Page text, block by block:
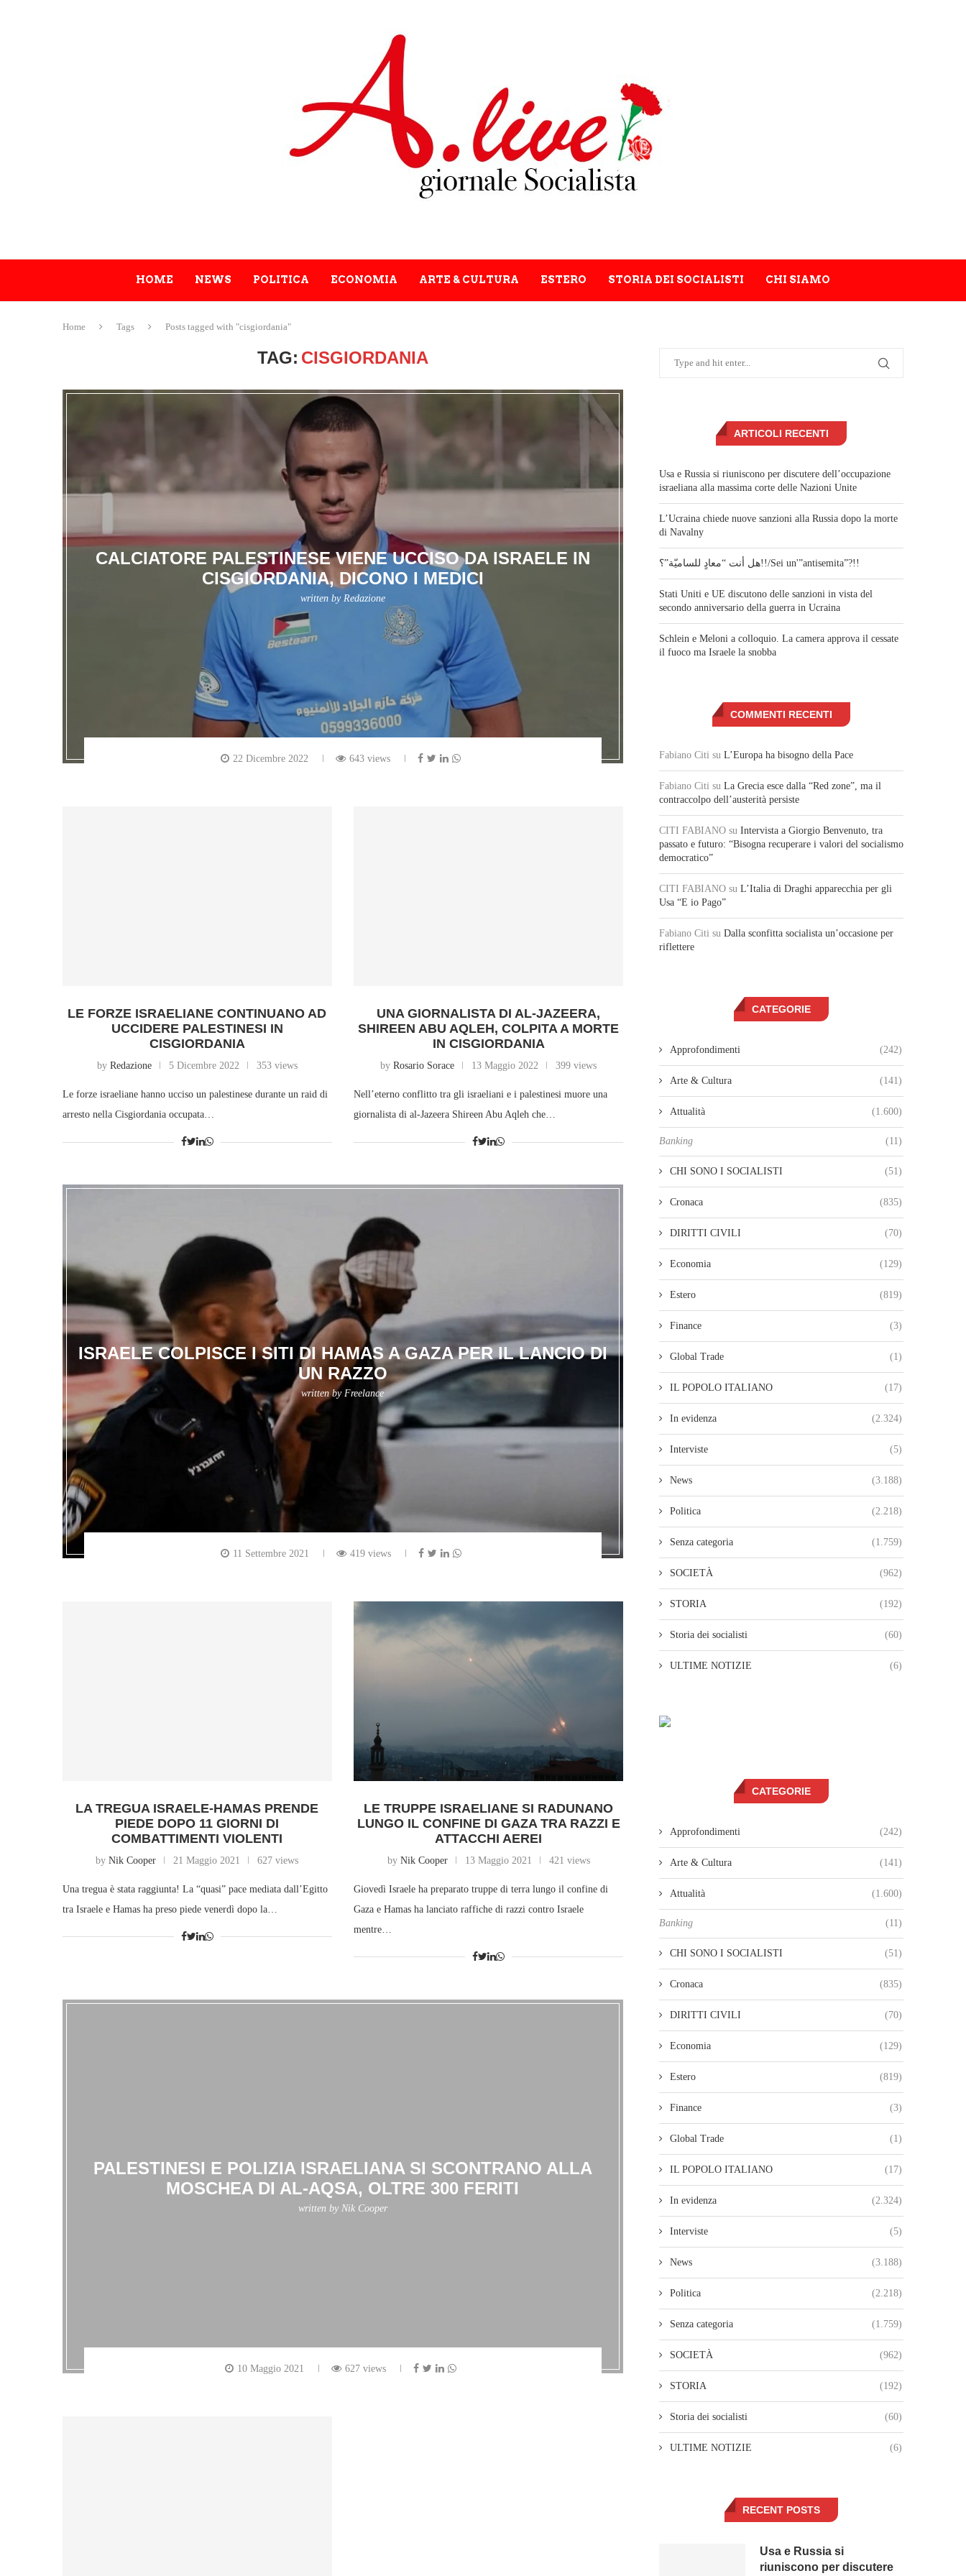
HOME NEWS POLITICA ECONOMIA ARTE & CULTURA ESTERO STORIA DEI SOCIALISTI CHI SIAMO
Home Tags Posts tagged with "cisgiordania"
TAG: CISGIORDANIA
CALCIATORE PALESTINESE VIENE UCCISO DA ISRAELE IN
CISGIORDANIA, DICONO I MEDICI
written by Redazione
22 Dicembre 2022 643 views
LE FORZE ISRAELIANE CONTINUANO AD
UCCIDERE PALESTINESI IN
CISGIORDANIA
by Redazione 5 Dicembre 2022 353 views
Le forze israeliane hanno ucciso un palestinese durante un raid di
arresto nella Cisgiordania occupata…
UNA GIORNALISTA DI AL-JAZEERA,
SHIREEN ABU AQLEH, COLPITA A MORTE
IN CISGIORDANIA
byRosario Sorace 13 Maggio 2022 399 views
Nell’eterno conflitto tra gli israeliani e i palestinesi muore una
giornalista di al-Jazeera Shireen Abu Aqleh che…
ISRAELE COLPISCE I SITI DI HAMAS A GAZA PER IL LANCIO DI
UN RAZZO
written by Freelance
11 Settembre 2021 419 views
LA TREGUA ISRAELE-HAMAS PRENDE
PIEDE DOPO 11 GIORNI DI
COMBATTIMENTI VIOLENTI
byNik Cooper 21 Maggio 2021 627 views
Una tregua è stata raggiunta! La “quasi” pace mediata dall’Egitto
tra Israele e Hamas ha preso piede venerdì dopo la…
LE TRUPPE ISRAELIANE SI RADUNANO
LUNGO IL CONFINE DI GAZA TRA RAZZI E
ATTACCHI AEREI
by Nik Cooper 13 Maggio 2021 421 views
Giovedì Israele ha preparato truppe di terra lungo il confine di
Gaza e Hamas ha lanciato raffiche di razzi contro Israele
mentre…
PALESTINESI E POLIZIA ISRAELIANA SI SCONTRANO ALLA
MOSCHEA DI AL-AQSA, OLTRE 300 FERITI
written by Nik Cooper
10 Maggio 2021 627 views
ARTICOLI RECENTI
Usa e Russia si riuniscono per discutere dell’occupazione
israeliana alla massima corte delle Nazioni Unite
L’Ucraina chiede nuove sanzioni alla Russia dopo la morte
di Navalny
هل أنت “معادٍ للساميّة”؟!!/Sei un'”antisemita”?!!
Stati Uniti e UE discutono delle sanzioni in vista del
secondo anniversario della guerra in Ucraina
Schlein e Meloni a colloquio. La camera approva il cessate
il fuoco ma Israele la snobba
COMMENTI RECENTI
Fabiano Citi su L’Europa ha bisogno della Pace
Fabiano Citi su La Grecia esce dalla “Red zone”, ma il
contraccolpo dell’austerità persiste
CITI FABIANO su Intervista a Giorgio Benvenuto, tra
passato e futuro: “Bisogna recuperare i valori del socialismo
democratico”
CITI FABIANO su L’Italia di Draghi apparecchia per gli
Usa “E io Pago”
Fabiano Citi su Dalla sconfitta socialista un’occasione per
riflettere
CATEGORIE
Approfondimenti (242)
Arte & Cultura (141)
Attualità (1.600)
Banking (11)
CHI SONO I SOCIALISTI (51)
Cronaca (835)
DIRITTI CIVILI (70)
Economia (129)
Estero (819)
Finance (3)
Global Trade (1)
IL POPOLO ITALIANO (17)
In evidenza (2.324)
Interviste (5)
News (3.188)
Politica (2.218)
Senza categoria (1.759)
SOCIETÀ (962)
STORIA (192)
Storia dei socialisti (60)
ULTIME NOTIZIE (6)
CATEGORIE
Approfondimenti (242)
Arte & Cultura (141)
Attualità (1.600)
Banking (11)
CHI SONO I SOCIALISTI (51)
Cronaca (835)
DIRITTI CIVILI (70)
Economia (129)
Estero (819)
Finance (3)
Global Trade (1)
IL POPOLO ITALIANO (17)
In evidenza (2.324)
Interviste (5)
News (3.188)
Politica (2.218)
Senza categoria (1.759)
SOCIETÀ (962)
STORIA (192)
Storia dei socialisti (60)
ULTIME NOTIZIE (6)
RECENT POSTS
Usa e Russia si
riuniscono per discutere